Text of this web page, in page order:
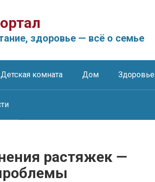
здоровье — всё о семье
Детская комната Дом Здоровье
растяжек —